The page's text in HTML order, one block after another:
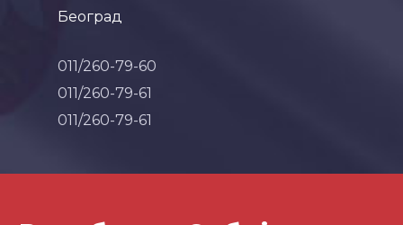
Београд
011/260-79-60
011/260-79-61
011/260-79-61